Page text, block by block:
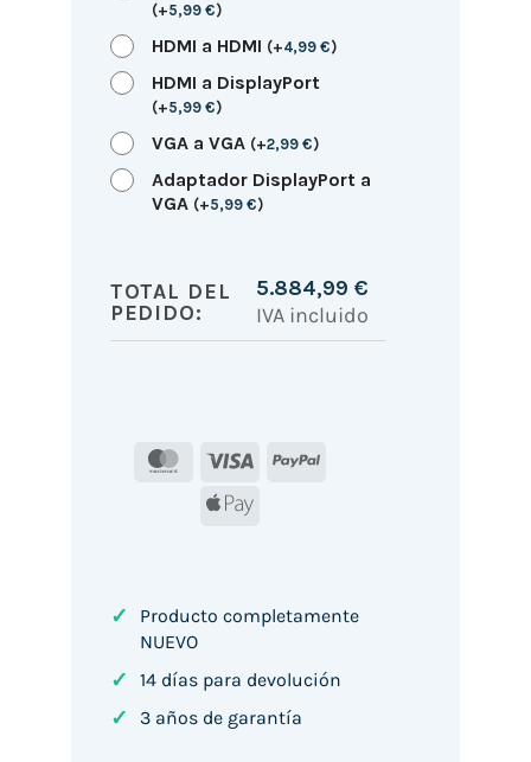
(+5,99 €)
HDMI a HDMI (+4,99 €)
HDMI a DisplayPort
(+5,99 €)
VGA a VGA (+2,99 €)
Adaptador DisplayPort a
VGA (+5,99 €)
TOTAL DEL
PEDIDO:
5.884,99 €
IVA incluido
MasterCard
Visa
PayPal
Apple
✓
Producto completamente
NUEVO
✓ 14 días para devolución
✓ 3 años de garantía